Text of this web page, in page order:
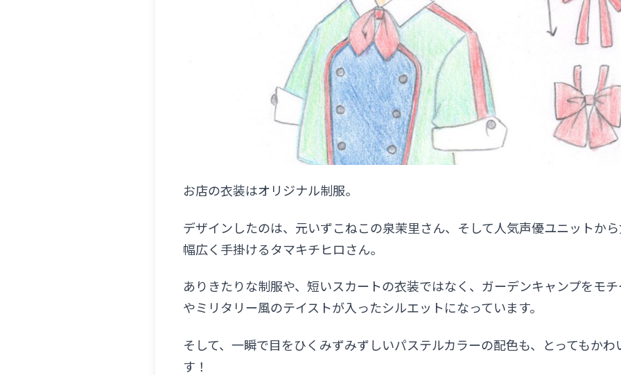
お店の衣装はオリジナル制服。
デザインしたのは、元いずこねこの泉茉里さん、そして人気声優ユニットか
幅広く手掛けるタマキチヒロさん。
ありきたりな制服や、短いスカートの衣装ではなく、ガーデンキャンプをモ
やミリタリー風のテイストが入ったシルエットになっています。
そして、一瞬で目をひくみずみずしいパステルカラーの配色も、とってもか
す！